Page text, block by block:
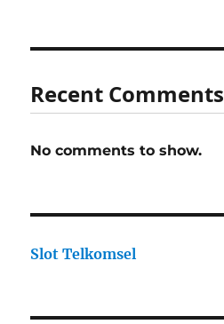
Recent Comments
No comments to show.
Slot Telkomsel